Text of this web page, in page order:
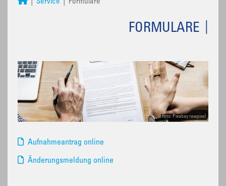
Service Formulare
FORMULARE
Foto: Pixabay rawpixel
Aufnahmeantrag online
Änderungsmeldung online